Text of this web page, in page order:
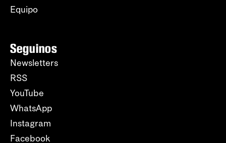
Equipo
Seguinos
Newsletters
RSS
YouTube
WhatsApp
Instagram
Facebook